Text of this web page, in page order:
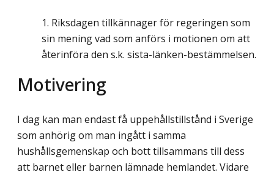
Riksdagen tillkännager för regeringen som
sin mening vad som anförs i motionen om att
återinföra den s.k. sista-länken-bestämmelsen.
Motivering
I dag kan man endast få uppehållstillstånd i Sverige
som anhörig om man ingått i samma
hushållsgemenskap och bott tillsammans till dess
att barnet eller barnen lämnade hemlandet. Vidare